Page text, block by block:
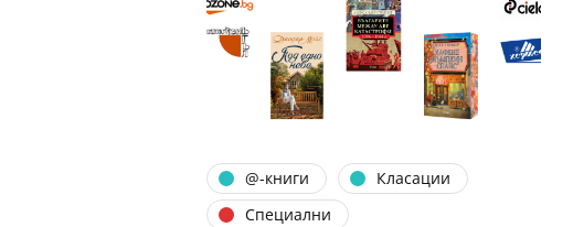
@-книги
Класации
Специални